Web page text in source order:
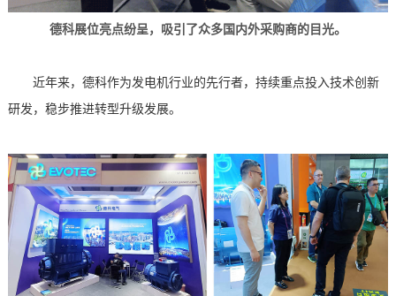
德科展位亮点纷呈，吸引了众多国内外采购商的目光。
近年来，德科作为发电机行业的先行者，持续重点投入技术创新
研发，稳步推进转型升级发展。